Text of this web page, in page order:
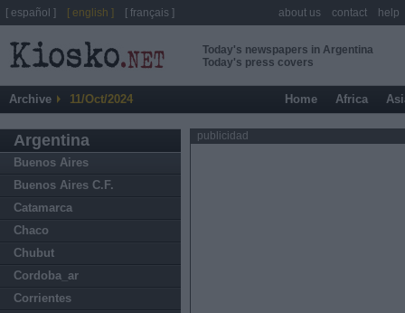
Today's newspapers in Argentina
Today's press covers
Archive 11/Oct/2024 Home Africa
Argentina
Buenos Aires
Buenos Aires C.F.
Catamarca
Chaco
Chubut
Cordoba_ar
Corrientes
publicidad
[ español ] [ english ] [ français ] about us contact help